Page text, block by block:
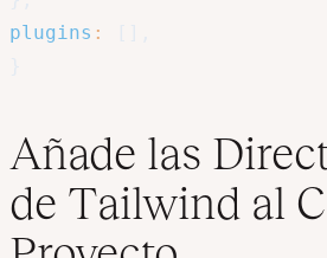
plugins :
Añade las
de Tailwind al